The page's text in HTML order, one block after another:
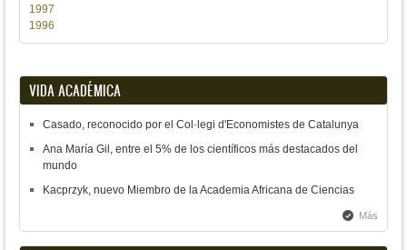
1997
1996
VIDA ACADÉMICA
Casado, reconocido por el Col·legi d'Economistes de Catalunya
Ana María Gil, entre el 5% de los científicos más destacados del
mundo
Kacprzyk, nuevo Miembro de la Academia Africana de Ciencias
Más